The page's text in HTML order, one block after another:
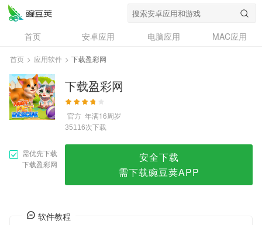
首页 安卓应用 电脑应用
MAC应用
资讯
专题
问答
首页 > 应用软件 > 下载盈彩网
下载盈彩网
官方 年满16周岁
35116次下载
需优先下载
下载盈彩网
安全下载
需下载豌豆荚APP
软件教程